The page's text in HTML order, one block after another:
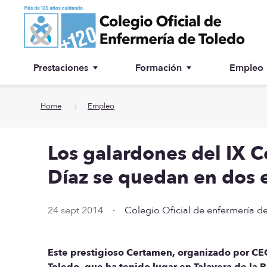
Ir a contenido principal
Prestaciones
Asesoría jurídica
Especialidades
Otras prestaciones
Formación Empleo
Home Empleo
Los galardones del IX
Díaz se quedan en
24 sept 2014 · Colegio Oficial de enfermería
Este prestigioso Certamen, organizado por